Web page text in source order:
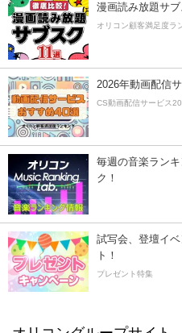
漫画読み放題サブ
オリコン顧客満足度ラ
2026年動画配信
CS動画配信サービス
毎週の音楽ラン
ク！
試写会、登壇イ
ト！
プレゼント特集